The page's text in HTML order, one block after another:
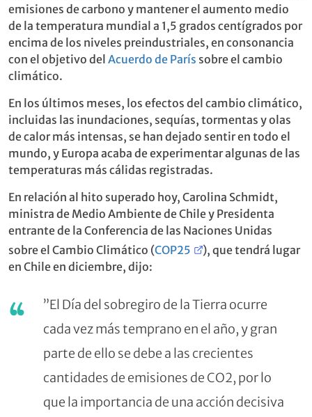
emisiones de carbono y mantener el aumento medio
de la temperatura mundial a 1,5 grados centígrados por
encima de los niveles preindustriales, en consonancia
con el objetivo del Acuerdo de París sobre el cambio
climático.
En los últimos meses, los efectos del cambio climático,
incluidas las inundaciones, sequías, tormentas y olas
de calor más intensas, se han dejado sentir en todo el
mundo, y Europa acaba de experimentar algunas de las
temperaturas más cálidas registradas.
En relación al hito superado hoy, Carolina Schmidt,
ministra de Medio Ambiente de Chile y Presidenta
entrante de la Conferencia de las Naciones Unidas
sobre el Cambio Climático (COP25
), que tendrá lugar
en Chile en diciembre, dijo:
”El Día del sobregiro de la Tierra ocurre
cada vez más temprano en el año, y gran
parte de ello se debe a las crecientes
cantidades de emisiones de CO2, por lo
que la importancia de una acción decisiva